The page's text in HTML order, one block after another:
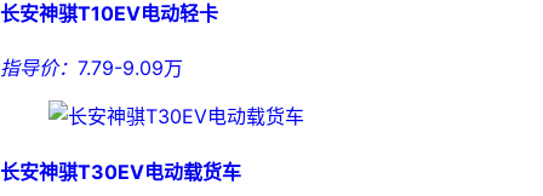
长安神骐T10EV电动轻卡
指导价： 7.79-9.09万
长安神骐T30EV电动载货车